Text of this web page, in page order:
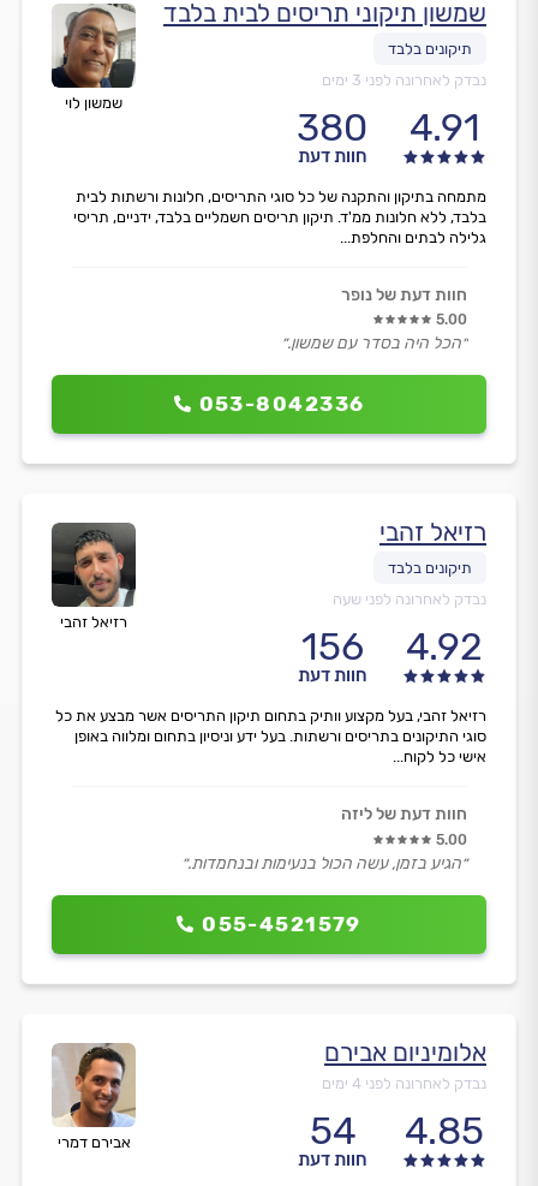
שמשון לוי
שמשון תיקוני תריסים לבית בלבד
נבדק לאחרונה לפני 3 ימים
4.91
380
חוות דעת
053-8042336
מתמחה בתיקון והתקנה של כל סוגי התריסים, חלונות ורשתות לבית
בלבד, ללא חלונות ממ'ד. תיקון תריסים חשמליים בלבד, ידניים, תריסי
גלילה לבתים והחלפת...
חוות דעת של נופר
5.00
״הכל היה בסדר עם שמשון.״
רזיאל זהבי
רזיאל זהבי
נבדק לאחרונה לפני שעה
4.92
156
חוות דעת
055-4521579
רזיאל זהבי, בעל מקצוע וותיק בתחום תיקון התריסים אשר מבצע את כל
סוגי התיקונים בתריסים ורשתות. בעל ידע וניסיון בתחום ומלווה באופן
אישי כל לקוח...
חוות דעת של ליזה
5.00
״הגיע בזמן, עשה הכול בנעימות ובנחמדות.״
אבירם דמרי
אלומיניום אבירם
נבדק לאחרונה לפני 4 ימים
4.85
54
חוות דעת